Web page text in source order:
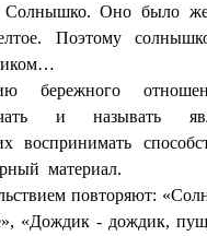
Оно было
Поэтому
бережного
и называть
воспринимать
материал.
повторяют:
«Дождик - дождик,